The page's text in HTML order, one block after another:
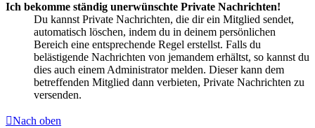
Ich bekomme ständig unerwünschte Private Nachrichten!
Du kannst Private Nachrichten, die dir ein Mitglied sendet,
automatisch löschen, indem du in deinem persönlichen
Bereich eine entsprechende Regel erstellst. Falls du
belästigende Nachrichten von jemandem erhältst, so kannst du
dies auch einem Administrator melden. Dieser kann dem
betreffenden Mitglied dann verbieten, Private Nachrichten zu
versenden.
Nach oben